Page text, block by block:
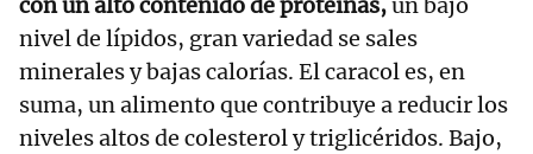
nivel de lípidos, gran variedad se sales
minerales y bajas calorías. El caracol es, en
suma, un alimento que contribuye a reducir los
niveles altos de colesterol y triglicéridos. Bajo,